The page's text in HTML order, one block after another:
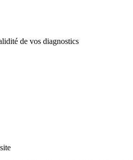
de vos diagnostics